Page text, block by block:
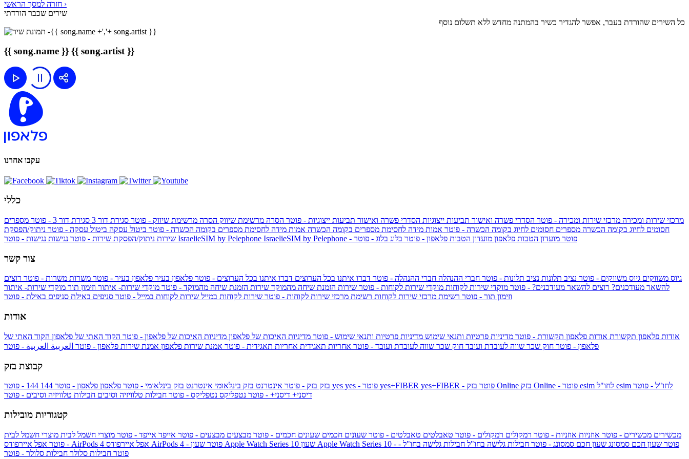
חזרה למסך הראשי ›
שירים שכבר הורדתי
כל השירים שהורדת בעבר, אפשר להגדיר כשיר בהמתנה מחדש ללא תשלום נוסף
{{ song.name }} {{ song.artist }}
עקבו אחרנו
כללי
מרכזי שירות ומכירה מרכזי שירות ומכירה - פוטר הסדרי פשרה ואישור תביעות ייצוגיות הסדרי פשרה ואישור תביעות ייצוגיות - פוטר הסרה מרשימת שיווק הסרה מרשימת שיווק - פוטר סגירת דור 3 סגירת דור 3 - פוטר
מספרים
חסומים לחיוג בקומה הכשרה מספרים חסומים לחיוג בקומה הכשרה - פוטר אמות מידה לחסימת מספרים בקומה הכשרה אמות מידה לחסימת מספרים בקומה הכשרה - פוטר ביטול עסקה ביטול עסקה - פוטר ניתוק/הפסקת
שירות ניתוק/הפסקת שירות - פוטר נגישות IsraelieSIM by Pelephone IsraelieSIM by Pelephone - פוטר מועדון הטבות פלאפון מועדון הטבות פלאפון - פוטר בלוג בלוג - פוטר
צור קשר
גיוס משווקים גיוס משווקים - פוטר נציב תלונות נציב תלונות - פוטר חברי ההנהלה חברי ההנהלה - פוטר דברו איתנו בכל הערוצים דברו איתנו בכל הערוצים - פוטר פלאפון בעיר פלאפון בעיר - פוטר משרות משרות - פוטר רוצים
להשאר מעודכנים? רוצים להשאר מעודכנים? - פוטר מוקדי שירות לקוחות מוקדי שירות לקוחות - פוטר שירות הזמנת שיחה מהמוקד שירות הזמנת שיחה מהמוקד - פוטר מוקדי שירות- איתור וזימון תור מוקדי שירות- איתור
וזימון תור - פוטר רשימת מרכזי שירות לקוחות רשימת מרכזי שירות לקוחות - פוטר שירות לקוחות במייל שירות לקוחות במייל - פוטר סניפים באילת סניפים באילת - פוטר
אודות
אודות פלאפון תקשורת אודות פלאפון תקשורת - פוטר מדיניות פרטיות ותנאי שימוש מדיניות פרטיות ותנאי שימוש - פוטר מדיניות האיכות של פלאפון מדיניות האיכות של פלאפון - פוטר הקוד האתי של פלאפון הקוד האתי של
פלאפון - פוטר חוק שכר שווה לעובדת ועובד חוק שכר שווה לעובדת ועובד - פוטר אחריות תאגידית אחריות תאגידית - פוטר אמנת שירות פלאפון אמנת שירות פלאפון - פוטר العربية العربية - פוטר
קבוצת בזק
בזק בזק - פוטר אינטרנט בזק בינלאומי אינטרנט בזק בינלאומי - פוטר פלאפון פלאפון - פוטר 144 yes yes+FIBER yes+FIBER - פוטר בזק Online
esim לחו"ל - פוטר
דיסני+ דיסני+ - פוטר נטפליקס נטפליקס - פוטר חבילות טלוויזיה וסיבים חבילות טלוויזיה וסיבים - פוטר
קטגוריות מובילות
מכשירים מכשירים - פוטר אוזניות אוזניות - פוטר רמקולים רמקולים - פוטר טאבלטים טאבלטים - פוטר שעונים חכמים שעונים חכמים - פוטר מבצעים מבצעים - פוטר אייפד אייפד - פוטר מוצרי חשמל לבית מוצרי חשמל לבית
- פוטר אפל איירפודס AirPods 4 אפל איירפודס AirPods 4 - פוטר שעון Apple Watch Series 10 שעון Apple Watch Series 10 - פוטר שעון חכם סמסונג שעון חכם סמסונג - פוטר חבילות גלישה בחו"ל חבילות גלישה בחו"ל -
פוטר חבילות סלולר חבילות סלולר - פוטר